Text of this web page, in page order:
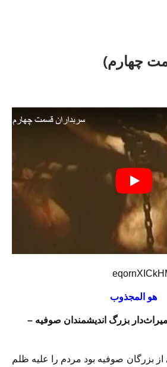
چهارم)
هو المجذوب
بزرگ اندیشمندان صوفیه –
بزرگان صوفیه بود مردم را علیه ظلم